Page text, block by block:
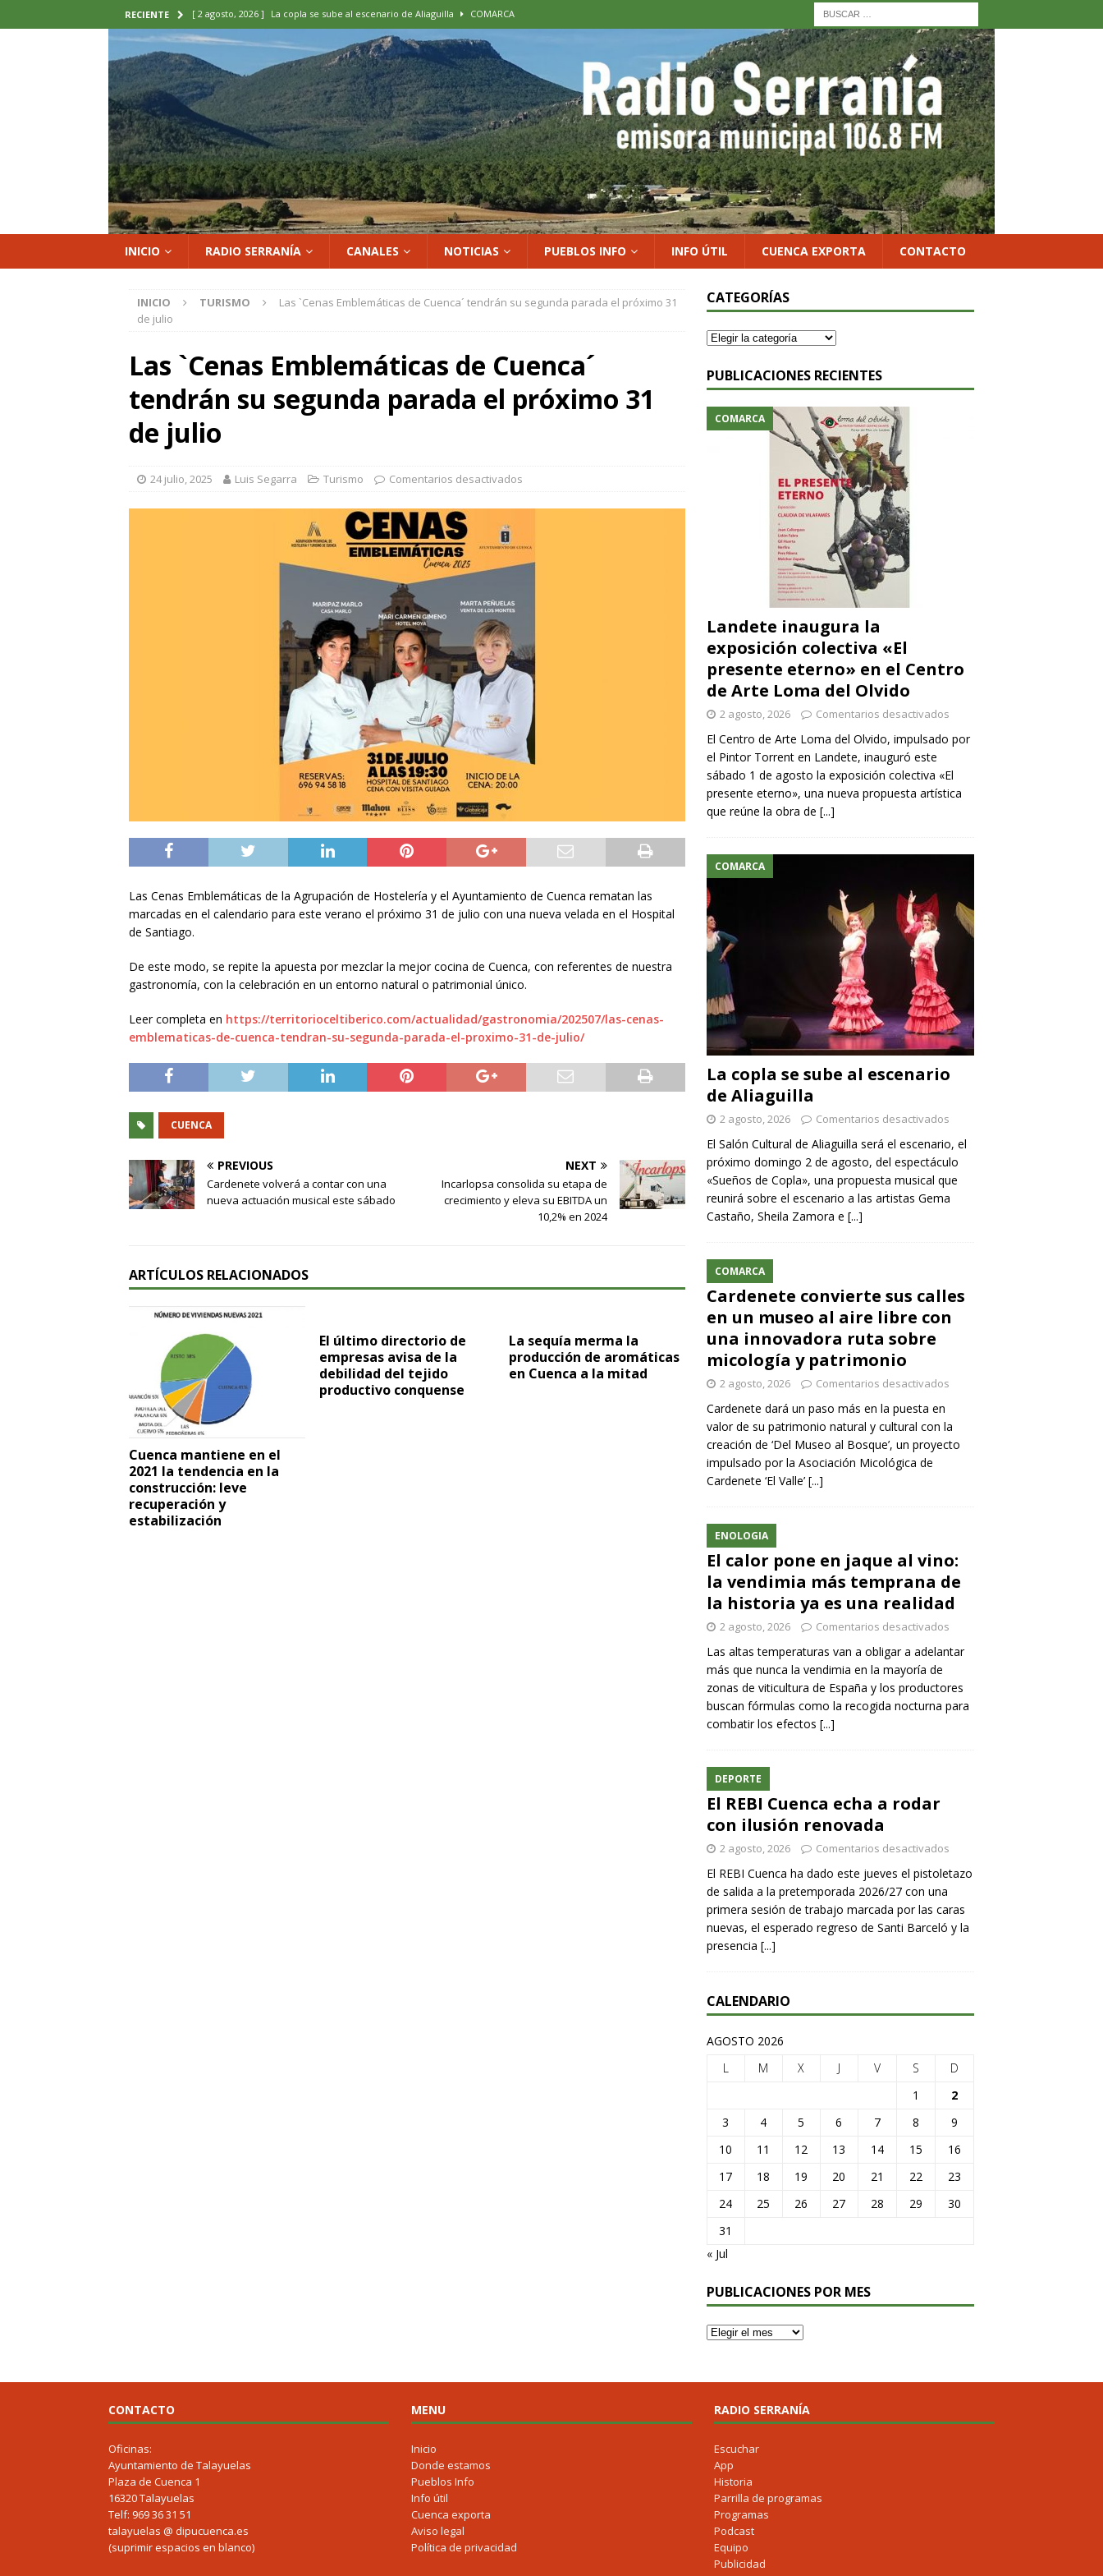
RECIENTE [ 2 agosto, 2026 ] La copla se sube al escenario de Aliaguilla COMARCA
[ 2 agosto, 2026 ] Cardenete convierte sus calles en un museo al aire libre con una innovadora ruta sobre
micología y patrimonio COMARCA
[ 2 agosto, 2026 ] El calor pone en jaque al vino: la vendimia más temprana de la historia ya es una realidad
ENOLOGIA
[ 2 agosto, 2026 ] El REBI Cuenca echa a rodar con ilusión renovada DEPORTE
[ 2 agosto, 2026 ] Landete inaugura la exposición colectiva «El presente eterno» en el Centro de Arte Loma
del Olvido COMARCA
INICIO RADIO SERRANÍA CANALES NOTICIAS PUEBLOS INFO INFO ÚTIL CUENCA EXPORTA CONTACTO
INICIO TURISMO
Las `Cenas Emblemáticas de Cuenca´ tendrán su segunda parada el próximo 31
de julio
Las `Cenas Emblemáticas de Cuenca´
tendrán su segunda parada el próximo 31
de julio
24 julio, 2025 Luis Segarra Turismo Comentarios desactivados
Las Cenas Emblemáticas de la Agrupación de Hostelería y el Ayuntamiento de Cuenca rematan las
marcadas en el calendario para este verano el próximo 31 de julio con una nueva velada en el Hospital
de Santiago.
De este modo, se repite la apuesta por mezclar la mejor cocina de Cuenca, con referentes de nuestra
gastronomía, con la celebración en un entorno natural o patrimonial único.
Leer completa en https://territorioceltiberico.com/actualidad/gastronomia/202507/las-cenas-
emblematicas-de-cuenca-tendran-su-segunda-parada-el-proximo-31-de-julio/
CUENCA
PREVIOUS
Cardenete volverá a contar con una
nueva actuación musical este sábado
NEXT
Incarlopsa consolida su etapa de
crecimiento y eleva su EBITDA un
10,2% en 2024
ARTÍCULOS RELACIONADOS
Cuenca mantiene en el
2021 la tendencia en la
construcción: leve
recuperación y
estabilización
El último directorio de
empresas avisa de la
debilidad del tejido
productivo conquense
La sequía merma la
producción de aromáticas
en Cuenca a la mitad
CATEGORÍAS
PUBLICACIONES RECIENTES
COMARCA
Landete inaugura la
exposición colectiva «El
presente eterno» en el Centro
de Arte Loma del Olvido
2 agosto, 2026 Comentarios desactivados
El Centro de Arte Loma del Olvido, impulsado por
el Pintor Torrent en Landete, inauguró este
sábado 1 de agosto la exposición colectiva «El
presente eterno», una nueva propuesta artística
que reúne la obra de [...]
COMARCA
La copla se sube al escenario
de Aliaguilla
2 agosto, 2026 Comentarios desactivados
El Salón Cultural de Aliaguilla será el escenario, el
próximo domingo 2 de agosto, del espectáculo
«Sueños de Copla», una propuesta musical que
reunirá sobre el escenario a las artistas Gema
Castaño, Sheila Zamora e [...]
COMARCA
Cardenete convierte sus calles
en un museo al aire libre con
una innovadora ruta sobre
micología y patrimonio
2 agosto, 2026 Comentarios desactivados
Cardenete dará un paso más en la puesta en
valor de su patrimonio natural y cultural con la
creación de ‘Del Museo al Bosque’, un proyecto
impulsado por la Asociación Micológica de
Cardenete ‘El Valle’ [...]
ENOLOGIA
El calor pone en jaque al vino:
la vendimia más temprana de
la historia ya es una realidad
2 agosto, 2026 Comentarios desactivados
Las altas temperaturas van a obligar a adelantar
más que nunca la vendimia en la mayoría de
zonas de viticultura de España y los productores
buscan fórmulas como la recogida nocturna para
combatir los efectos [...]
DEPORTE
El REBI Cuenca echa a rodar
con ilusión renovada
2 agosto, 2026 Comentarios desactivados
El REBI Cuenca ha dado este jueves el pistoletazo
de salida a la pretemporada 2026/27 con una
primera sesión de trabajo marcada por las caras
nuevas, el esperado regreso de Santi Barceló y la
presencia [...]
CALENDARIO
AGOSTO 2026
L
M X J V S
D
1
2
3
4 5 6 7 8
9
10
11 12 13 14 15
16
17
18 19 20 21 22
23
24
25 26 27 28 29
30
31
« Jul
PUBLICACIONES POR MES
CONTACTO
Oficinas:
Ayuntamiento de Talayuelas
Plaza de Cuenca 1
16320 Talayuelas
Telf: 969 36 31 51
talayuelas @ dipucuenca.es
(suprimir espacios en blanco)
MENU
Inicio
Donde estamos
Pueblos Info
Info útil
Cuenca exporta
Aviso legal
Política de privacidad
RADIO SERRANÍA
Escuchar
App
Historia
Parrilla de programas
Programas
Podcast
Equipo
Publicidad